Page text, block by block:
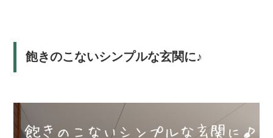
飽きのこないシンプルな玄関に♪